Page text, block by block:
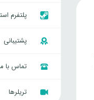
پلتفرم
پشتیبانی
تماس با
تریلرها